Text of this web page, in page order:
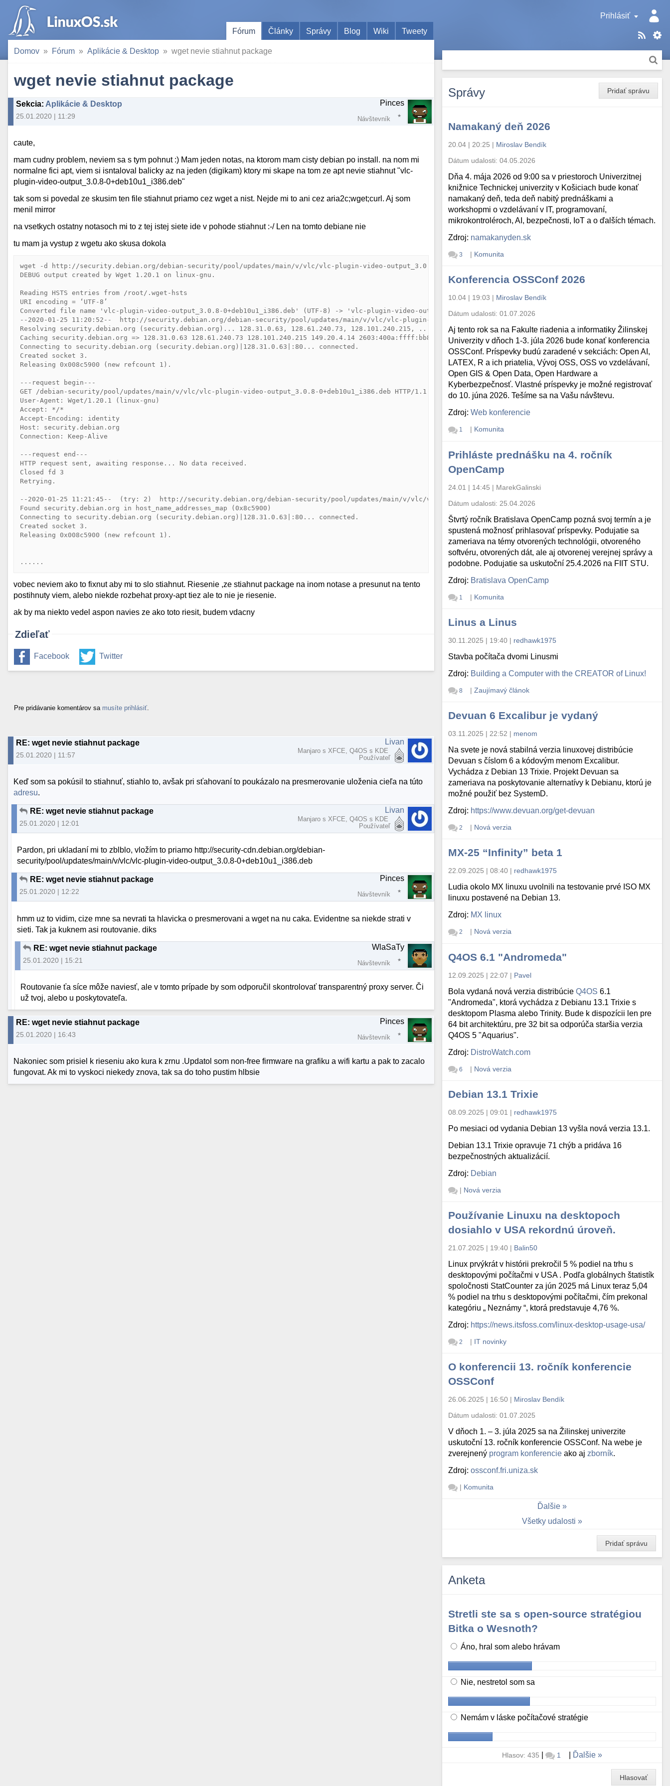
Prihlásiť
Fórum
Články Správy Blog Wiki Tweety
Domov Fórum Aplikácie & Desktop wget nevie stiahnut package
wget nevie stiahnut package
Sekcia: Aplikácie & Desktop
25.01.2020 | 11:29
Pinces
Návštevník
caute,
mam cudny problem, neviem sa s tym pohnut :) Mam jeden notas, na ktorom mam cisty debian po install. na nom mi
normalne fici apt, viem si isntaloval balicky az na jeden (digikam) ktory mi skape na tom ze apt nevie stiahnut "vlc-
plugin-video-output_3.0.8-0+deb10u1_i386.deb"
tak som si povedal ze skusim ten file stiahnut priamo cez wget a nist. Nejde mi to ani cez aria2c;wget;curl. Aj som
menil mirror
na vsetkych ostatny notasoch mi to z tej istej siete ide v pohode stiahnut :-/ Len na tomto debiane nie
tu mam ja vystup z wgetu ako skusa dokola
wget -d http://security.debian.org/debian-security/pool/updates/main/v/vlc/vlc-plugin-video-output_3.0.8-0+deb10u1_i386.deb
DEBUG output created by Wget 1.20.1 on linux-gnu.
Reading HSTS entries from /root/.wget-hsts
URI encoding = ‘UTF-8’
Converted file name 'vlc-plugin-video-output_3.0.8-0+deb10u1_i386.deb' (UTF-8) -> 'vlc-plugin-video-output_3.0.8-0+deb10u1_i386.deb' (UTF-8)
--2020-01-25 11:20:52--  http://security.debian.org/debian-security/pool/updates/main/v/vlc/vlc-plugin-video-output_3.0.8-0+deb10u1_i386.deb
Resolving security.debian.org (security.debian.org)... 128.31.0.63, 128.61.240.73, 128.101.240.215, ...
Caching security.debian.org => 128.31.0.63 128.61.240.73 128.101.240.215 149.20.4.14 2603:400a:ffff:bb8::801f:3f 2607:ea00:101:3c0b::1deb:215 2610:148:1f10:3::73
Connecting to security.debian.org (security.debian.org)|128.31.0.63|:80... connected.
Created socket 3.
Releasing 0x008c5900 (new refcount 1).
---request begin---
GET /debian-security/pool/updates/main/v/vlc/vlc-plugin-video-output_3.0.8-0+deb10u1_i386.deb HTTP/1.1
User-Agent: Wget/1.20.1 (linux-gnu)
Accept: */*
Accept-Encoding: identity
Host: security.debian.org
Connection: Keep-Alive
---request end---
HTTP request sent, awaiting response... No data received.
Closed fd 3
Retrying.
--2020-01-25 11:21:45--  (try: 2)  http://security.debian.org/debian-security/pool/updates/main/v/vlc/vlc-plugin-video-output_3.0.8-0+deb10u1_i386.deb
Found security.debian.org in host_name_addresses_map (0x8c5900)
Connecting to security.debian.org (security.debian.org)|128.31.0.63|:80... connected.
Created socket 3.
Releasing 0x008c5900 (new refcount 1).
vobec neviem ako to fixnut aby mi to slo stiahnut. Riesenie ,ze stiahnut package na inom notase a presunut na tento
postihnuty viem, alebo niekde rozbehat proxy-apt tiez ale to nie je riesenie.
ak by ma niekto vedel aspon navies ze ako toto riesit, budem vdacny
Zdieľať
Facebook Twitter
Pre pridávanie komentárov sa musíte prihlásiť
RE: wget nevie stiahnut package
25.01.2020 | 11:57
Livan
Manjaro s XFCE, Q4OS s KDE
Používateľ
Keď som sa pokúsil to stiahnuť, stiahlo to, avšak pri sťahovaní to poukázalo na presmerovanie uloženia cieľa na túto
adresu.
RE: wget nevie stiahnut package
25.01.2020 | 12:01
Livan
Manjaro s XFCE, Q4OS s KDE
Používateľ
Pardon, pri ukladaní mi to zblblo, vložím to priamo http://security-cdn.debian.org/debian-
security/pool/updates/main/v/vlc/vlc-plugin-video-output_3.0.8-0+deb10u1_i386.deb
RE: wget nevie stiahnut package
25.01.2020 | 12:22
Pinces
Návštevník
hmm uz to vidim, cize mne sa nevrati ta hlavicka o presmerovani a wget na nu caka. Evidentne sa niekde strati v
sieti. Tak ja kuknem asi routovanie. diks
RE: wget nevie stiahnut package
25.01.2020 | 15:21
WlaSaTy
Návštevník
Routovanie ťa síce môže naviesť, ale v tomto prípade by som odporučil skontrolovať transparentný proxy server. Či
už tvoj, alebo u poskytovateľa.
RE: wget nevie stiahnut package
25.01.2020 | 16:43
Pinces
Návštevník
Nakoniec som prisiel k rieseniu ako kura k zrnu .Updatol som non-free firmware na grafiku a wifi kartu a pak to zacalo
fungovat. Ak mi to vyskoci niekedy znova, tak sa do toho pustim hlbsie
Pridať správu
Správy
Namakaný deň 2026
20.04 | 20:25 | Miroslav Bendík
Dátum udalosti:04.05.2026
Dňa 4. mája 2026 od 9:00 sa v priestoroch Univerzitnej
knižnice Technickej univerzity v Košiciach bude konať
namakaný deň, teda deň nabitý prednáškami a
workshopmi o vzdelávaní v IT, programovaní,
mikrokontroléroch, AI, bezpečnosti, IoT a o ďalších témach.
Zdroj: namakanyden.sk
3 | Komunita
Konferencia OSSConf 2026
10.04 | 19:03 | Miroslav Bendík
Dátum udalosti:01.07.2026
Aj tento rok sa na Fakulte riadenia a informatiky Žilinskej
Univerzity v dňoch 1-3. júla 2026 bude konať konferencia
OSSConf. Príspevky budú zaradené v sekciách: Open AI,
LATEX, R a ich priatelia, Vývoj OSS, OSS vo vzdelávaní,
Open GIS & Open Data, Open Hardware a
Kyberbezpečnosť. Vlastné príspevky je možné registrovať
do 10. júna 2026. Tešíme sa na Vašu návštevu.
Zdroj:Web konferencie
1 | Komunita
Prihláste prednášku na 4. ročník
OpenCamp
24.01 | 14:45 | MarekGalinski
Dátum udalosti: 25.04.2026
Štvrtý ročník Bratislava OpenCamp pozná svoj termín a je
spustená možnosť prihlasovať príspevky. Podujatie sa
zameriava na témy otvorených technológii, otvoreného
softvéru, otvorených dát, ale aj otvorenej verejnej správy a
podobne. Podujatie sa uskutoční 25.4.2026 na FIIT STU.
Zdroj: Bratislava OpenCamp
1 | Komunita
Linus a Linus
30.11.2025 | 19:40 | redhawk1975
Stavba počítača dvomi Linusmi
Zdroj: Building a Computer with the CREATOR of Linux!
8 | Zaujímavý článok
Devuan 6 Excalibur je vydaný
03.11.2025 | 22:52 | menom
Na svete je nová stabilná verzia linuxovej distribúcie
Devuan s číslom 6 a kódovým menom Excalibur.
Vychádza z Debian 13 Trixie. Projekt Devuan sa
zameriava na poskytovanie alternatívy k Debianu, ktorú je
možné použiť bez SystemD.
Zdroj: https://www.devuan.org/get-devuan
2 | Nová verzia
MX-25 “Infinity” beta 1
22.09.2025 | 08:40 | redhawk1975
Ludia okolo MX linuxu uvolnili na testovanie prvé ISO MX
linuxu postavené na Debian 13.
Zdroj: MX linux
2 | Nová verzia
Q4OS 6.1 "Andromeda"
12.09.2025 | 22:07 | Pavel
Bola vydaná nová verzia distribúcieQ4OS 6.1
"Andromeda", ktorá vychádza z Debianu 13.1 Trixie s
desktopom Plasma alebo Trinity. Bude k dispozícii len pre
64 bit architektúru, pre 32 bit sa odporúča staršia verzia
Q4OS 5 "Aquarius".
Zdroj: DistroWatch.com
6 | Nová verzia
Debian 13.1 Trixie
08.09.2025 | 09:01 | redhawk1975
Po mesiaci od vydania Debian 13 vyšla nová verzia 13.1.
Debian 13.1 Trixie opravuje 71 chýb a pridáva 16
bezpečnostných aktualizácií.
Zdroj: Debian
| Nová verzia
Používanie Linuxu na desktopoch
dosiahlo v USA rekordnú úroveň.
21.07.2025 | 19:40 | Balin50
Linux prvýkrát v histórii prekročil 5 % podiel na trhu s
desktopovými počítačmi v USA . Podľa globálnych štatistík
spoločnosti StatCounter za jún 2025 má Linux teraz 5,04
% podiel na trhu s desktopovými počítačmi, čím prekonal
kategóriu „ Neznámy “, ktorá predstavuje 4,76 %.
Zdroj: https://news.itsfoss.com/linux-desktop-usage-usa/
2 | IT novinky
O konferencii 13. ročník konferencie
OSSConf
26.06.2025 | 16:50 | Miroslav Bendík
Dátum udalosti:01.07.2025
V dňoch 1. – 3. júla 2025 sa na Žilinskej univerzite
uskutoční 13. ročník konferencie OSSConf. Na webe je
zverejnený program konferencie ako aj zborník.
Zdroj:ossconf.fri.uniza.sk
| Komunita
Ďalšie
Všetky udalosti
Pridať správu
Anketa
Stretli ste sa s open-source stratégiou
Bitka o Wesnoth?
Áno, hral som alebo hrávam
Nie, nestretol som sa
Nemám v láske počítačové stratégie
Hlasov: 435 | 1 Ďalšie
Hlasovať